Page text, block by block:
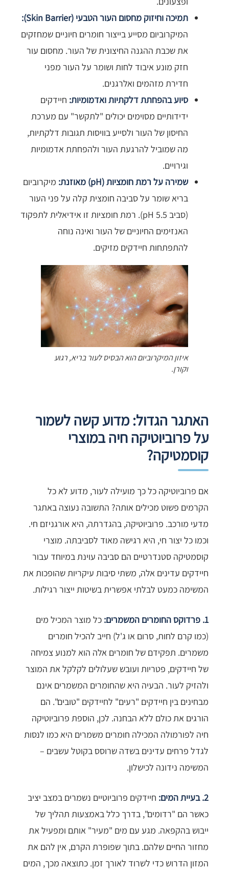
תמיכה וחיזוק מחסום העור הטבעי (Skin Barrier):
המיקרוביום מסייע בייצור חומרים חיוניים שמחזקים
את שכבת ההגנה החיצונית של העור. מחסום עור
חזק מונע איבוד לחות ושומר על העור מפני
חדירת מזהמים ואלרגנים.
סיוע בהפחתת דלקתיות ואדמומיות: חיידקים
ידידותיים מסוימים יכולים "לתקשר" עם מערכת
החיסון של העור ולסייע בוויסות תגובות דלקתיות,
מה שמוביל להרגעת העור ולהפחתת אדמומיות
וגירויים.
שמירה על רמת חומציות (pH) מאוזנת:
מיקרוביום
בריא שומר על סביבה חומצית קלה על פני העור
(סביב pH 5.5). רמת חומציות זו אידיאלית לתפקוד
האנזימים החיוניים של העור ואינה נוחה
להתפתחות חיידקים מזיקים.
איזון המיקרוביום הוא הבסיס לעור בריא, רגוע
וקורן.
האתגר הגדול: מדוע קשה לשמור
על פרוביוטיקה חיה במוצרי
קוסמטיקה?
אם פרוביוטיקה כל כך מועילה לעור, מדוע לא כל
הקרמים פשוט מכילים אותה? התשובה נעוצה באתגר
מדעי מורכב. פרוביוטיקה, בהגדרתה, היא אורגניזם חי.
וכמו כל יצור חי, היא רגישה מאוד לסביבתה. מוצרי
קוסמטיקה סטנדרטיים הם סביבה עוינת במיוחד עבור
חיידקים עדינים אלה, משתי סיבות עיקריות שהופכות את
המשימה כמעט לבלתי אפשרית בשיטות ייצור רגילות.
1. פרדוקס החומרים המשמרים:
כל מוצר המכיל מים
(כמו קרם לחות, סרום או ג'ל) חייב להכיל חומרים
משמרים. תפקידם של חומרים אלה הוא למנוע צמיחה
של חיידקים, פטריות ועובש שעלולים לקלקל את המוצר
ולהזיק לעור. הבעיה היא שהחומרים המשמרים אינם
מבחינים בין חיידקים "רעים" לחיידקים "טובים". הם
הורגים את כולם ללא הבחנה. לכן, הוספת פרוביוטיקה
חיה לפורמולה המכילה חומרים משמרים היא כמו לנסות
לגדל פרחים עדינים בשדה שרוסס בקוטל עשבים –
המשימה נידונה לכישלון.
2. בעיית המים:
חיידקים פרוביוטיים נשמרים במצב יציב
כאשר הם "רדומים", בדרך כלל באמצעות תהליך של
ייבוש בהקפאה. מגע עם מים "מעיר" אותם ומפעיל את
מחזור החיים שלהם. בתוך שפופרת הקרם, אין להם את
המזון הדרוש כדי לשרוד לאורך זמן. כתוצאה מכך, המים